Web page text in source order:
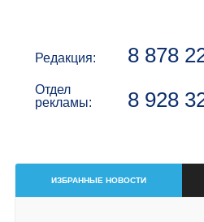
Редакция: 8 878
Отдел
рекламы:
8 928
ИЗБРАННЫЕ НОВОСТИ